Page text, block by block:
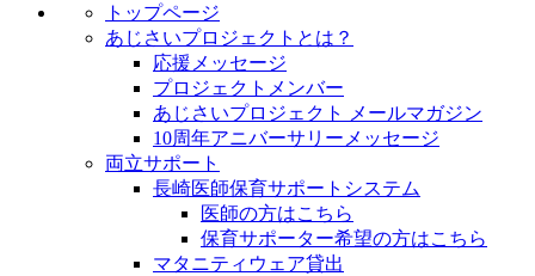
トップページ
あじさいプロジェクトとは？
応援メッセージ
プロジェクトメンバー
あじさいプロジェクト メールマガジン
10周年アニバーサリーメッセージ
両立サポート
長崎医師保育サポートシステム
医師の方はこちら
保育サポーター希望の方はこちら
マタニティウェア貸出